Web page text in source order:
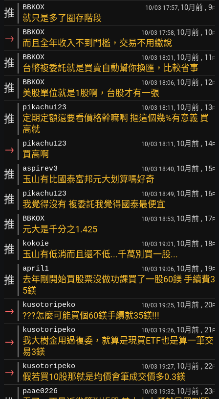
推 BBKOX 10/03 17:57, 10月前 , 9F
就只是多了圈存階段
→ BBKOX 10/03 17:58, 10月前 , 10F
而且全年收入不到門檻，交易不用繳說
推 BBKOX 10/03 18:01, 10月前 , 11 F
台幣複委託就是買賣自動幫你換匯，比較省事
推 BBKOX 10/03 18:06, 10月前 , 12F
美股單位就是1股啊，台股才有一張
推
pikachu123 10/03 18:11, 10月前 , 13F
定期定額還要看價格幹嘛啊 摳這個幾%有意義 買
高就
→ pikachu123 10/03 18:11, 10月前 , 14F
買高啊
推 aspirev3 10/03 18:40, 10月前 , 15F
玉山有比國泰富邦元大划算嗎好奇
推 pikachu123 10/03 18:49, 10月前 , 16F
我覺得沒有 複委託我覺得國泰最便宜
推 BBKOX 10/03 18:53, 10月前 , 17F
元大是千分之1.425
推 kokoie 10/03 19:01, 10月前 , 18F
玉山有低消而且還不低...千萬別買一股...
推
april1 10/03 19:06, 10月前 , 19F
去年剛開始買股票沒做功課買了一股60鎂 手續費3
5鎂
→ kusotoripeko 10/03 19:25, 10月前 , 20F
???怎麼可能買個60鎂手續就35鎂!!!
→
kusotoripeko 10/03 19:26, 10月前 , 21 F
我大樹金用過複委，就算是現買ETF也是算一筆交
易3鎂
→ kusotoripeko 10/03 19:27, 10月前 , 22F
假若買10股那就是均價會筆成交價多0.3鎂
paae0226 10/03 19:32, 10月前 , 23F